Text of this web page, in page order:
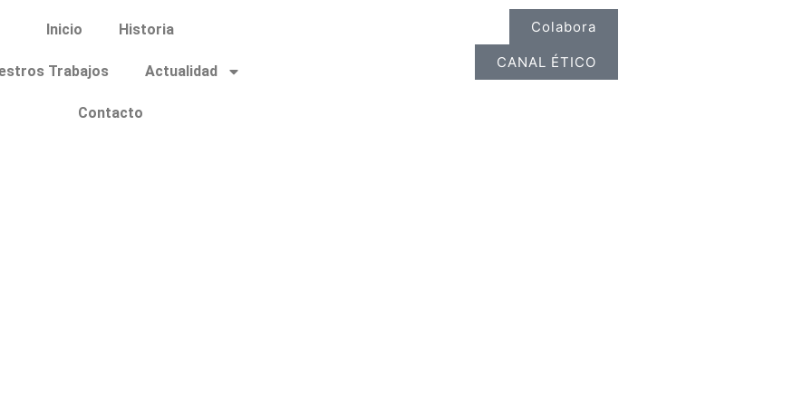
Inicio Historia
Trabajos Actualidad
Contacto
Colabora
CANAL ÉTICO